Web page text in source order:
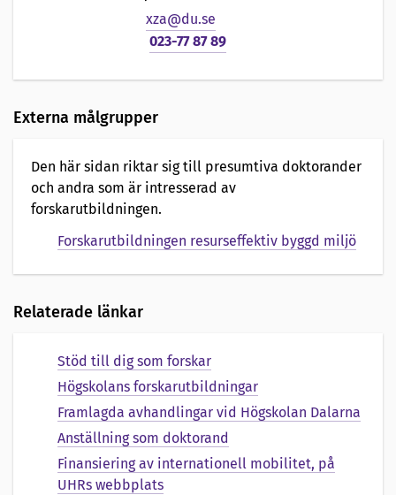
xza@du.se
023-77 87 89
Externa målgrupper
Den här sidan riktar sig till presumtiva doktorander
och andra som är intresserad av
forskarutbildningen.
Forskarutbildningen resurseffektiv byggd miljö
Relaterade länkar
Stöd till dig som forskar
Högskolans forskarutbildningar
Framlagda avhandlingar vid Högskolan Dalarna
Anställning som doktorand
Finansiering av internationell mobilitet, på
UHRs webbplats